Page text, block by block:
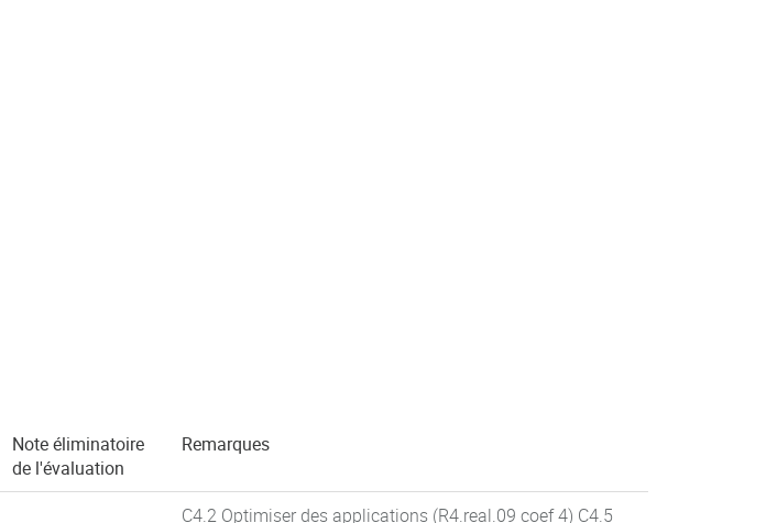
Note éliminatoire
de l'évaluation
Remarques
C4.2 Optimiser des applications (R4.real.09 coef 4) C4.5